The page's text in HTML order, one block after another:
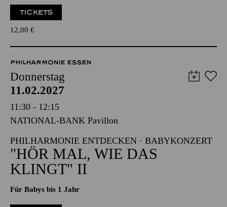
Für Babys bis 1 Jahr
12,00€
PHILHARMONIE ESSEN
Donnerstag
11.02.2027
11:30 - 12:15
NATIONAL-BANK Pavillon
PHILHARMONIE ENTDECKEN · BABYKONZERT
"HÖR MAL, WIE DAS